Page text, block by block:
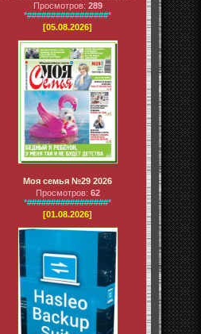
Просмотров: 289
*#################*
[05.08.2026]
Моя семья №29 2026
Просмотров: 62
*#################*
[01.08.2026]